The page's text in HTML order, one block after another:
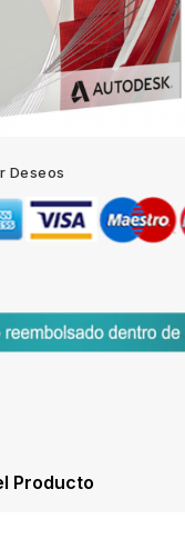
Deseos
Producto